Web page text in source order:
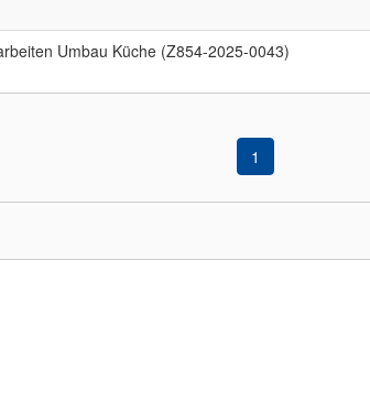
Umbau Küche (Z854-2025-0043)
1